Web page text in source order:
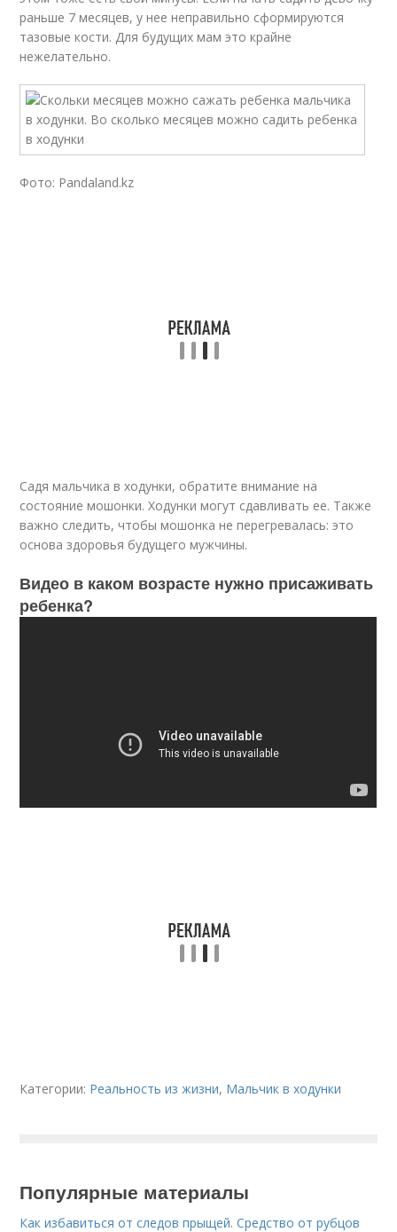
раньше 7 месяцев, у нее неправильно сформируются
тазовые кости. Для будущих мам это крайне
нежелательно.
Фото: Pandaland.kz
Садя мальчика в ходунки, обратите внимание на
состояние мошонки. Ходунки могут сдавливать ее. Также
важно следить, чтобы мошонка не перегревалась: это
основа здоровья будущего мужчины.
Видео в каком возрасте нужно присаживать
ребенка?
Категории: Реальность из жизни, Мальчик в ходунки
Популярные материалы
Как избавиться от следов прыщей. Средство от рубцов